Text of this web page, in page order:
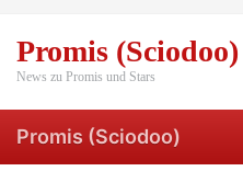
main
content
Promis (Sciodoo)
News zu Promis und Stars
Promis (Sciodoo)